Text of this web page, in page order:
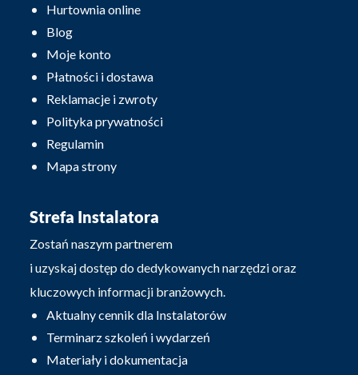
Hurtownia online
Blog
Moje konto
Płatności i dostawa
Reklamacje i zwroty
Polityka prywatności
Regulamin
Mapa strony
Strefa Instalatora
Zostań naszym partnerem
i uzyskaj dostęp do dedykowanych narzędzi oraz
kluczowych informacji branżowych.
Aktualny cennik dla Instalatorów
Terminarz szkoleń i wydarzeń
Materiały i dokumentacja